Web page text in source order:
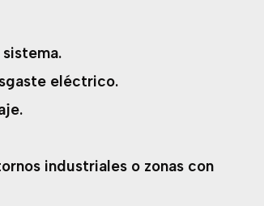
eléctrico.
industriales o zonas con